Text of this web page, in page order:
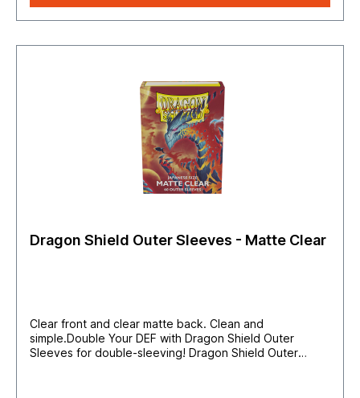
Dragon Shield Outer Sleeves - Matte Clear
Clear front and clear matte back. Clean and
simple.Double Your DEF with Dragon Shield Outer
Sleeves for double-sleeving! Dragon Shield Outer